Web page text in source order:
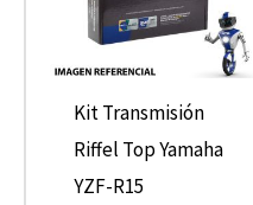
Kit Transmisión
Riffel Top Yamaha
YZF-R15